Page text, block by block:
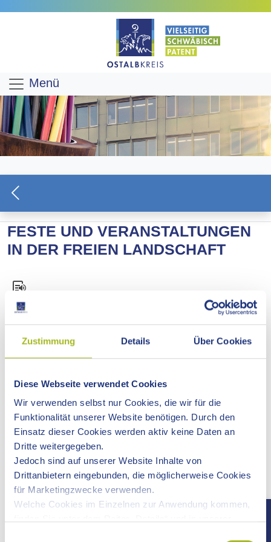
Zustimmung Details Über Cookies
Diese Webseite verwendet Cookies
Wir verwenden selbst nur Cookies, die wir für die
Funktionalität unserer Website benötigen. Durch den
Einsatz dieser Cookies werden aktiv keine Daten an
Dritte weitergegeben.
Jedoch sind auf unserer Website Inhalte von
Drittanbietern eingebunden, die möglicherweise Cookies
für Marketingzwecke verwenden.
Welche Cookies im Einzelnen zur Anwendung kommen,
Menü
FESTE UND VERANSTALTUNGEN
IN DER FREIEN LANDSCHAFT
Wenn Sie eine Veranstaltung in der freien Landschaft (Fest,
das Bürgermeisteramt der Gemeinde, in deren Gebiet die
Veranstaltung stattfinden soll.
Daneben müssen Sie Ihre Veranstaltung immer auch mit
den betroffenen Geschäftsbereichen des Landratsamts,
somit auch mit der unteren Naturschutzbehörde,
abstimmen.
Bitte lassen Sie uns dazu einen Lageplan und eine
Beschreibung der Veranstaltung mit allen wichtigen
Eckdaten mindestens 3 Monate vor Durchführung der
Veranstaltung zukommen. Wir prüfen dann, ob die
Veranstaltung mit den naturschutzrechtlichen